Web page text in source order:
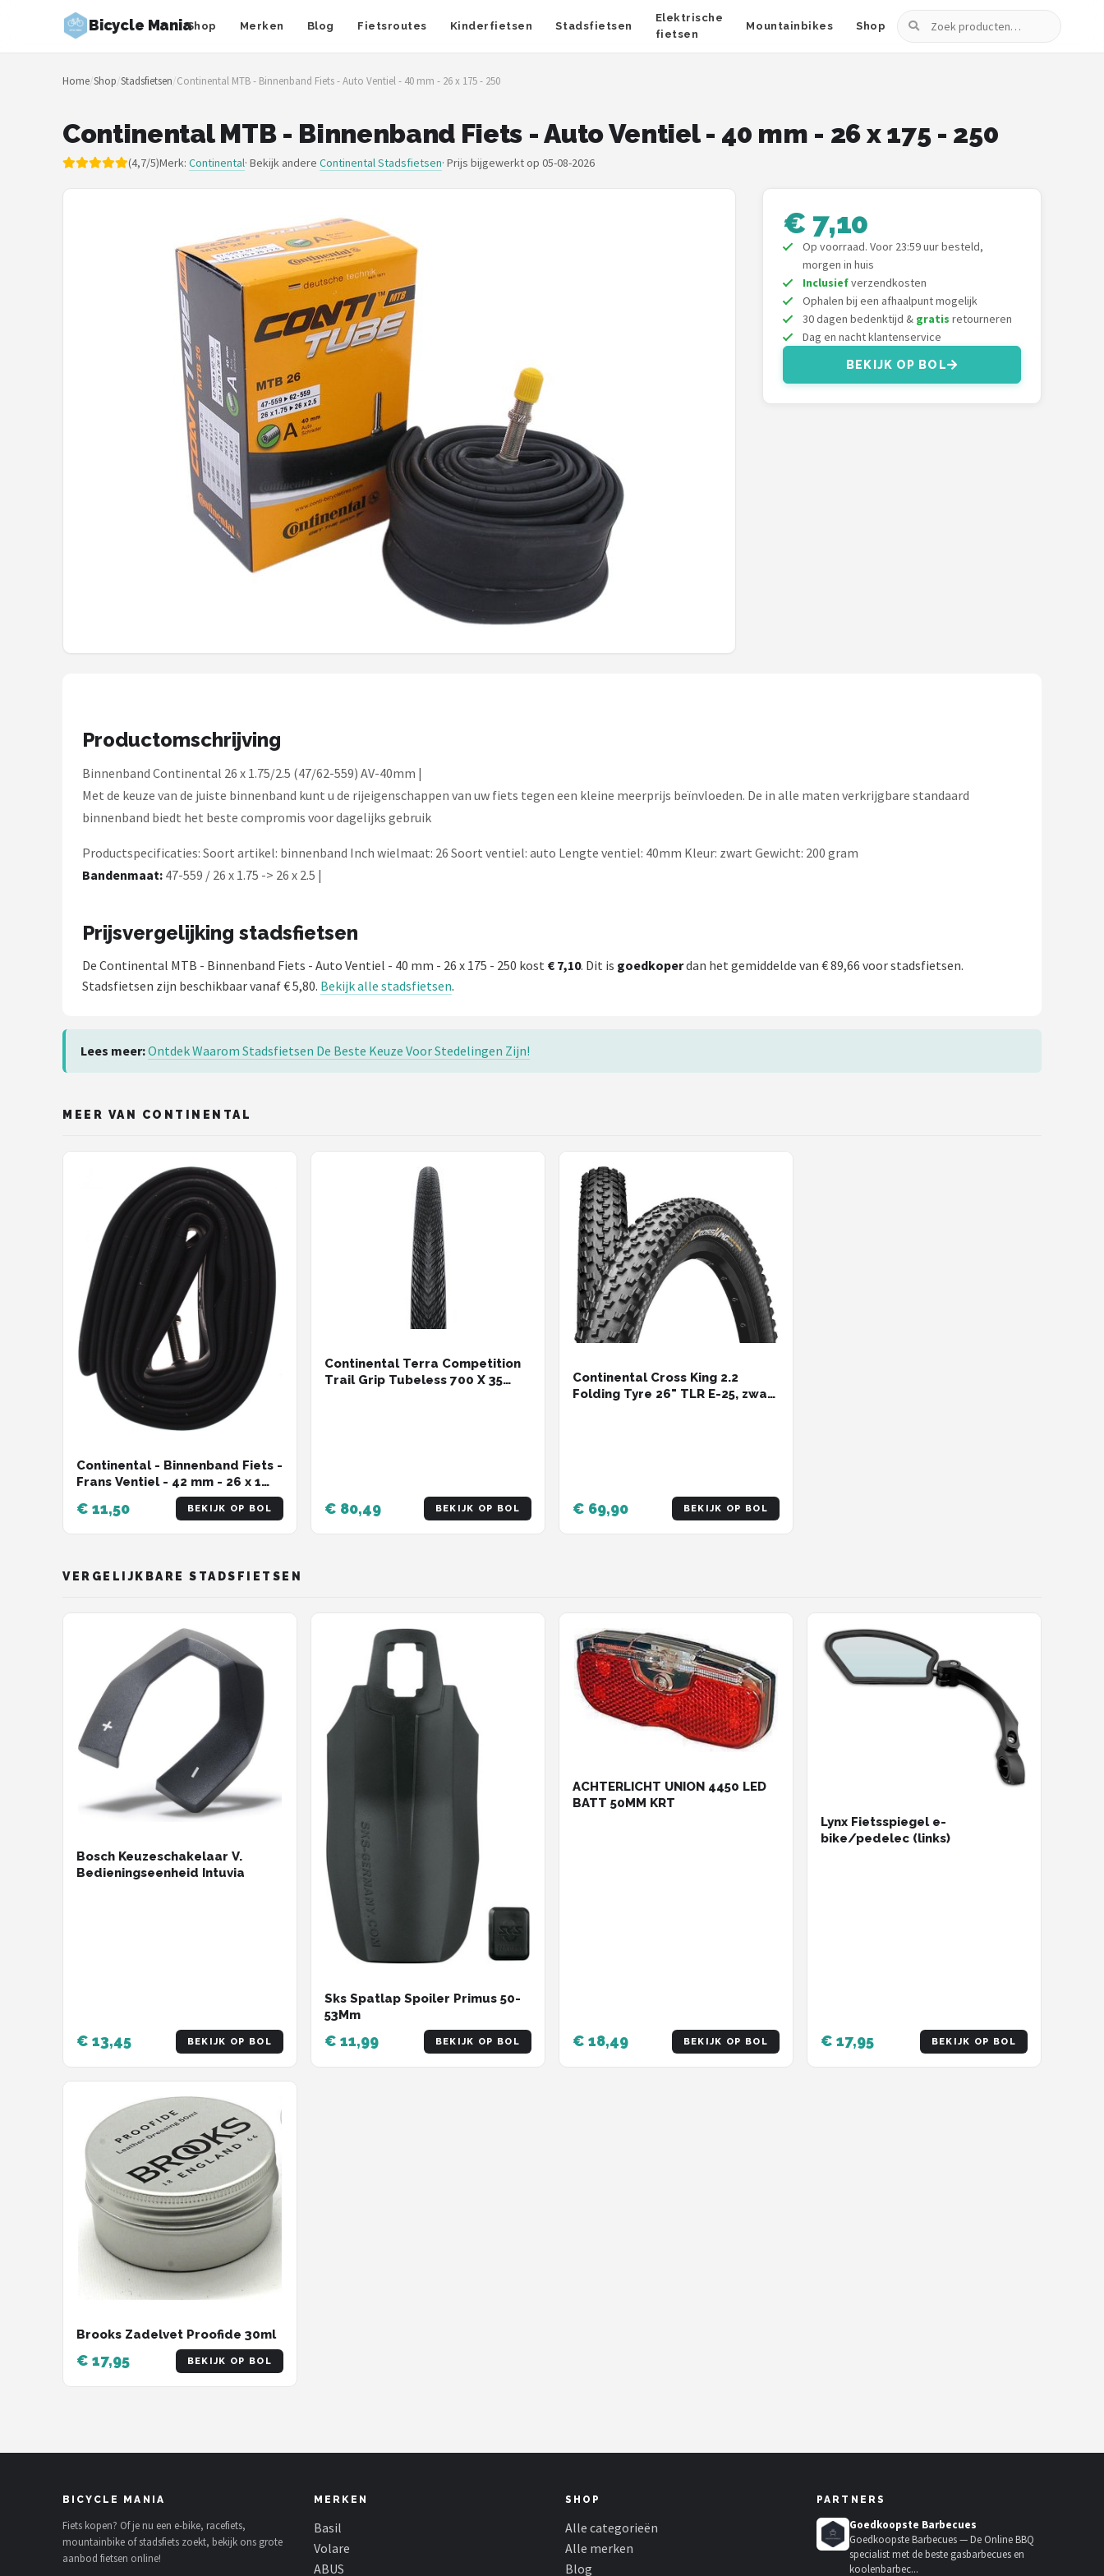
Bicycle ManiaShop Merken Blog Fietsroutes Kinderfietsen Stadsfietsen
Elektrische
fietsen
Mountainbikes Shop
Zoeken
Zoeken
NAVIGATIE
Merken
Schwalbe
Voltano
Shimano
Home/Shop/Stadsfietsen/Continental MTB - Binnenband Fiets - Auto Ventiel - 40 mm - 26 x 175 - 250
Continental MTB - Binnenband Fiets - Auto Ventiel - 40 mm - 26 x 175 - 250
(4,7/5)Merk: Continental· Bekijk andere Continental Stadsfietsen· Prijs bijgewerkt op 05-08-2026
€ 7,10
Op voorraad. Voor 23:59 uur besteld,
morgen in huis
Inclusiefverzendkosten
Ophalen bij een afhaalpunt mogelijk
30 dagen bedenktijd & gratis retourneren
Dag en nacht klantenservice
BEKIJK OP BOL
Productomschrijving
Binnenband Continental 26 x 1.75/2.5 (47/62-559) AV-40mm |
Met de keuze van de juiste binnenband kunt u de rijeigenschappen van uw fiets tegen een kleine meerprijs beïnvloeden. De in alle maten verkrijgbare standaard
binnenband biedt het beste compromis voor dagelijks gebruik
Productspecificaties: Soort artikel: binnenband Inch wielmaat: 26 Soort ventiel: auto Lengte ventiel: 40mm Kleur: zwart Gewicht: 200 gram
Bandenmaat: 47-559 / 26 x 1.75 -> 26 x 2.5 |
Prijsvergelijking stadsfietsen
De Continental MTB - Binnenband Fiets - Auto Ventiel - 40 mm - 26 x 175 - 250 kost € 7,10. Dit is goedkoperdan het gemiddelde van € 89,66 voor stadsfietsen.
Stadsfietsen zijn beschikbaar vanaf € 5,80. Bekijk alle stadsfietsen.
Lees meer:Ontdek Waarom Stadsfietsen De Beste Keuze Voor Stedelingen Zijn!
MEER VAN CONTINENTAL
Continental - Binnenband Fiets -
Frans Ventiel - 42 mm - 26 x 1
€ 11,50 BEKIJK OP BOL
Continental Terra Competition
Trail Grip Tubeless 700 X 35
€ 80,49 BEKIJK OP BOL
Continental Cross King 2.2
Folding Tyre 26" TLR E-25, zwart
€ 69,90 BEKIJK OP BOL
VERGELIJKBARE STADSFIETSEN
Bosch Keuzeschakelaar V.
Bedieningseenheid Intuvia
€ 13,45 BEKIJK OP BOL
Sks Spatlap Spoiler Primus 50-
53Mm
€ 11,99 BEKIJK OP BOL
ACHTERLICHT UNION 4450 LED
BATT 50MM KRT
€ 18,49 BEKIJK OP BOL
Lynx Fietsspiegel e-
bike/pedelec (links)
€ 17,95 BEKIJK OP BOL
Brooks Zadelvet Proofide 30ml
€ 17,95 BEKIJK OP BOL
BICYCLE MANIA
Fiets kopen? Of je nu een e-bike, racefiets,
mountainbike of stadsfiets zoekt, bekijk ons grote
aanbod fietsen online!
MERKEN
Basil
Volare
ABUS
SHOP
Alle categorieën
Alle merken
Blog
PARTNERS
Goedkoopste Barbecues
Goedkoopste Barbecues — De Online BBQ
specialist met de beste gasbarbecues en
koolenbarbec...